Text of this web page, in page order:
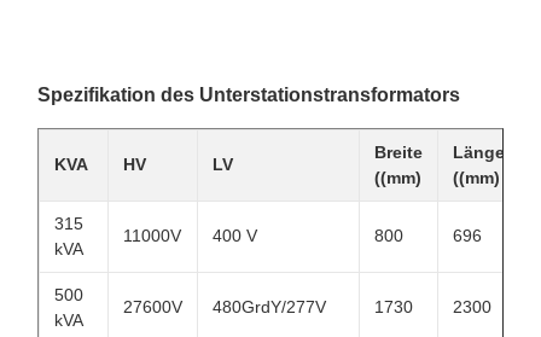
Handel mit
Große Bürogebäude,
Infrastruktur
Flughäfen, Eisenbahnnetze,
Wasseraufbereitung
Spezifikation des Unterstationstransformators
KVA HV LV
Breite
((mm)
Länge
((mm)
315
kVA
11000V 400 V 800 696
500
kVA
27600V 480GrdY/277V 1730 2300